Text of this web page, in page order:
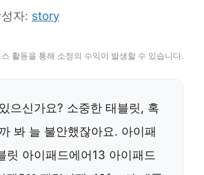
자: story
활동을 통해 소정의 수익이 발생할 수 있습니다.
으신가요? 소중한 태블릿, 혹
봐 늘 불안했잖아요. 아이패
릿 아이패드에어13 아이패드